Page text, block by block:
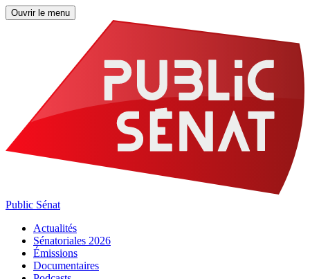
Ouvrir le menu
Public Sénat
Actualités
Sénatoriales 2026
Émissions
Documentaires